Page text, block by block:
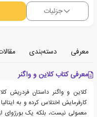
جزئیات
معرفی دسته‌بندی
معرفی کتاب کلاین و واگنر
کلاین و واگنر داستان فردریش
کارفرمایش اختلاس کرده و به
معمولی نیست، بلکه یک